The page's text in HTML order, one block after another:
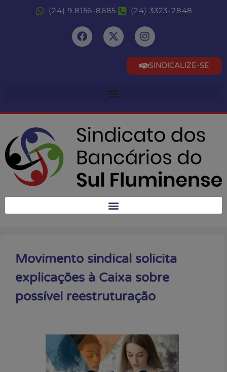
(24) 9.8156-8685 (24) 3323-2848
SINDICALIZE-SE
Movimento sindical solicita
explicações à Caixa sobre
possível reestruturação